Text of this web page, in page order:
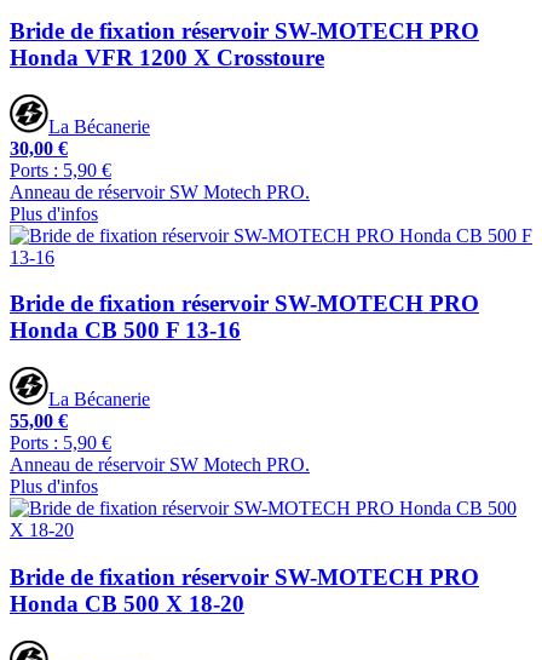
Bride de fixation réservoir SW-MOTECH PRO
Honda VFR 1200 X Crosstoure
La Bécanerie
30,00 €
Ports : 5,90 €
Anneau de réservoir SW Motech PRO.
Plus d'infos
Bride de fixation réservoir SW-MOTECH PRO
Honda CB 500 F 13-16
La Bécanerie
55,00 €
Ports : 5,90 €
Anneau de réservoir SW Motech PRO.
Plus d'infos
Bride de fixation réservoir SW-MOTECH PRO
Honda CB 500 X 18-20